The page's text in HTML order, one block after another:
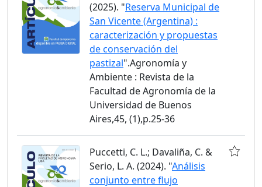
(2025). "Reserva Municipal de
San Vicente (Argentina) :
caracterización y propuestas
de conservación del
pastizal".Agronomía y
Ambiente : Revista de la
Facultad de Agronomía de la
Universidad de Buenos
Aires,45, (1),p.25-36
Puccetti, C. L.; Davaliña, C. &
Serio, L. A. (2024). "Análisis
conjunto entre flujo